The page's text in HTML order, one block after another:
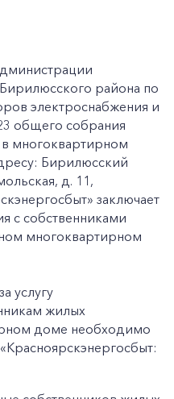
Бирилюсского района по
электроснабжения и
общего собрания
многоквартирном
Бирилюсский
д. 11,
заключает
с собственниками
многоквартирном
услугу
жилых
доме необходимо